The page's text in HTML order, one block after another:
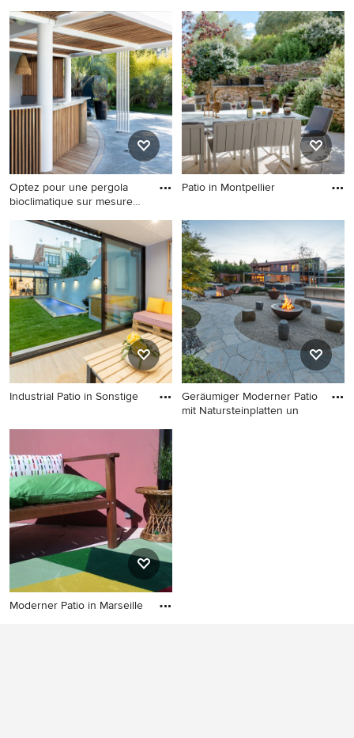
Mittelgroßer Moderner Patio
in Toulouse
Mediterraner Patio in
Sonstige
Optez pour une pergola
bioclimatique sur mesure
Große Moderne Pergola
neben dem Haus mit Dielen
in Marseille
Patio in Montpellier
Industrial Patio in Sonstige
Geräumiger Moderner Patio
mit Natursteinplatten un
Moderner Patio in Marseille